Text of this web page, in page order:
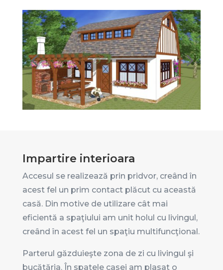
Impartire interioara
Accesul se realizează prin pridvor, creând în
acest fel un prim contact plăcut cu această
casă. Din motive de utilizare cât mai
eficientă a spaţiului am unit holul cu livingul,
creând în acest fel un spaţiu multifuncţional.
Parterul găzduieşte zona de zi cu livingul şi
bucătăria. În spatele casei am plasat o